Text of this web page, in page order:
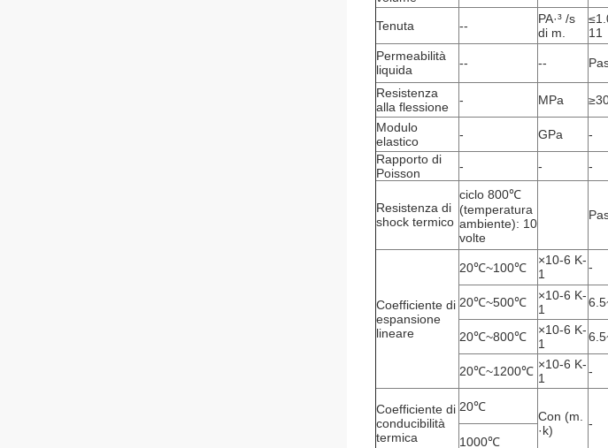
Tenuta --
PA·³ /s
di m.
11
Permeabilità
liquida
-- --
Resistenza
alla flessione
- MPa
Modulo
elastico
- GPa -
Rapporto di
Poisson
- - -
Resistenza di
shock termico
ciclo 800℃
(temperatura
ambiente): 10
volte
Coefficiente di
espansione
lineare
20℃~100℃
×10-6 K-
1
-
20℃~500℃
×10-6 K-
1
20℃~800℃
×10-6 K-
1
20℃~1200℃ ×10-6 K-
1
-
Coefficiente di
conducibilità
termica
20℃
Con (m.
·k)
-
1000℃